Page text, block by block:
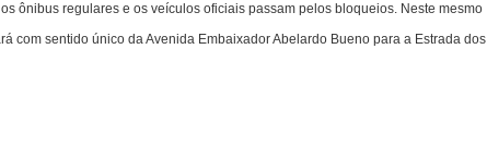
ônibus regulares e os veículos oficiais passam pelos bloqueios. Neste mesmo
com sentido único da Avenida Embaixador Abelardo Bueno para a Estrada dos